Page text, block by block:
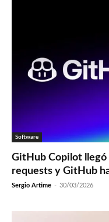
Software
GitHub Copilot llegó
requests y GitHub
Sergio Artime - 30/03/2026